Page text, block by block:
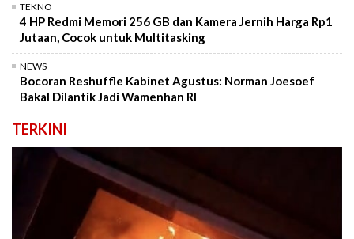
TEKNO
4 HP Redmi Memori 256 GB dan Kamera Jernih Harga Rp1
Jutaan, Cocok untuk Multitasking
NEWS
Bocoran Reshuffle Kabinet Agustus: Norman Joesoef
Bakal Dilantik Jadi Wamenhan RI
TERKINI